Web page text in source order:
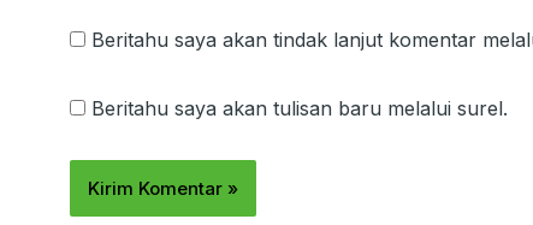
Beritahu saya akan tindak lanjut komentar
Beritahu saya akan tulisan baru melalui surel.